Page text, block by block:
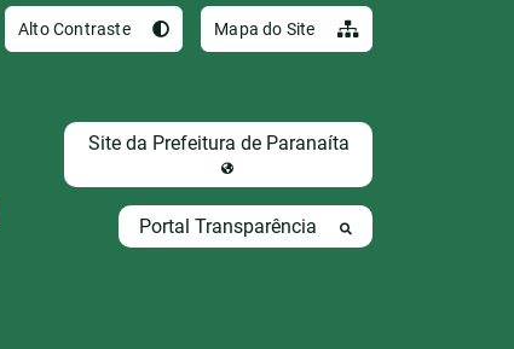
Alto Contraste Mapa do Site
Site da Prefeitura de Paranaíta
Portal Transparência